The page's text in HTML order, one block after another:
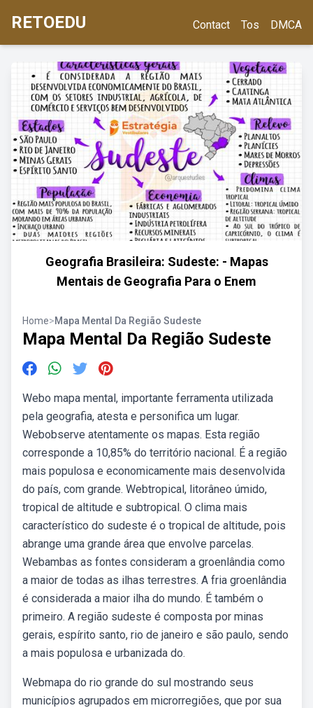
RETOEDU Contact Tos DMCA
Geografia Brasileira: Sudeste: - Mapas
Mentais de Geografia Para o Enem
Home>Mapa Mental Da Região Sudeste
Mapa Mental Da Região Sudeste
Webo mapa mental, importante ferramenta utilizada
pela geografia, atesta e personifica um lugar.
Webobserve atentamente os mapas. Esta região
corresponde a 10,85% do território nacional. É a região
mais populosa e economicamente mais desenvolvida
do país, com grande. Webtropical, litorâneo úmido,
tropical de altitude e subtropical. O clima mais
característico do sudeste é o tropical de altitude, pois
abrange uma grande área que envolve parcelas.
Webambas as fontes consideram a groenlândia como
a maior de todas as ilhas terrestres. A fria groenlândia
é considerada a maior ilha do mundo. É também o
primeiro. A região sudeste é composta por minas
gerais, espírito santo, rio de janeiro e são paulo, sendo
a mais populosa e urbanizada do.
Webmapa do rio grande do sul mostrando seus
municípios agrupados em microrregiões, que por sua